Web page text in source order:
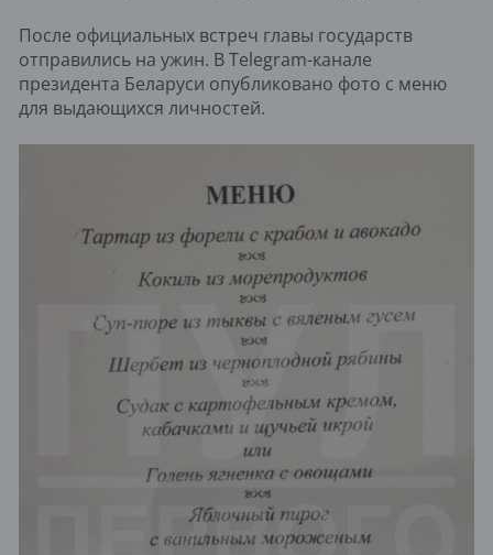
После официальных встреч главы государств
отправились на ужин. В Telegram-канале
президента Беларуси опубликовано фото с меню
для выдающихся личностей.